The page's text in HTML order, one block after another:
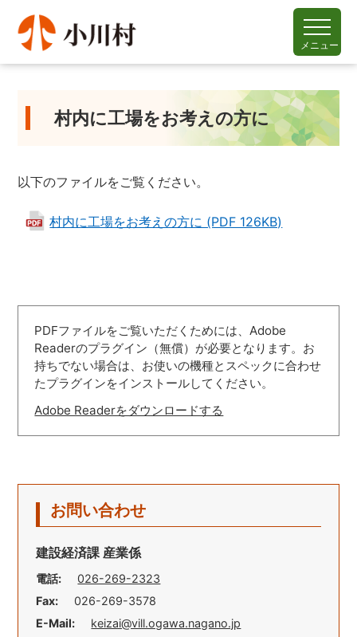
メニュー
村内に工場をお考えの方に
以下のファイルをご覧ください。
村内に工場をお考えの方に (PDF 126KB)
PDFファイルをご覧いただくためには、Adobe
Readerのプラグイン（無償）が必要となります。お
持ちでない場合は、お使いの機種とスペックに合わせ
たプラグインをインストールしてください。
Adobe Readerをダウンロードする
お問い合わせ
建設経済課 産業係
電話:
026-269-2323
Fax:
026-269-3578
E-Mail:
keizai@vill.ogawa.nagano.jp